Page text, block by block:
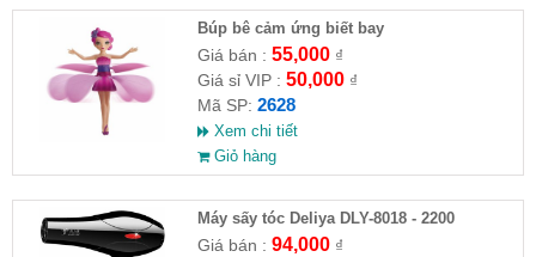
​Búp bê cảm ứng biết bay
Giá bán : 55,000₫
Giá sỉ VIP : 50,000₫
Mã SP: 2628
Xem chi tiết
Giỏ hàng
Máy sấy tóc Deliya DLY-8018 - 2200
Giá bán : 94,000₫